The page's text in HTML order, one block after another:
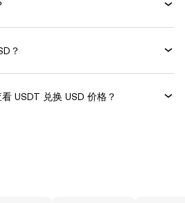
？
USDT 兑换 USD 价格？